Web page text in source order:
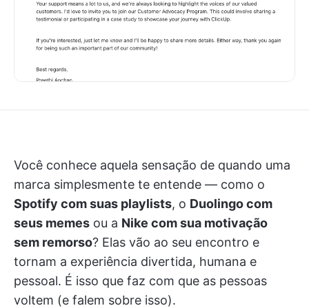
Você conhece aquela sensação de quando uma
marca simplesmente te entende — como o
Spotify com suas playlists, o Duolingo com
seus memes ou a Nike com sua motivação
sem remorso? Elas vão ao seu encontro e
tornam a experiência divertida, humana e
pessoal. É isso que faz com que as pessoas
voltem (e falem sobre isso).